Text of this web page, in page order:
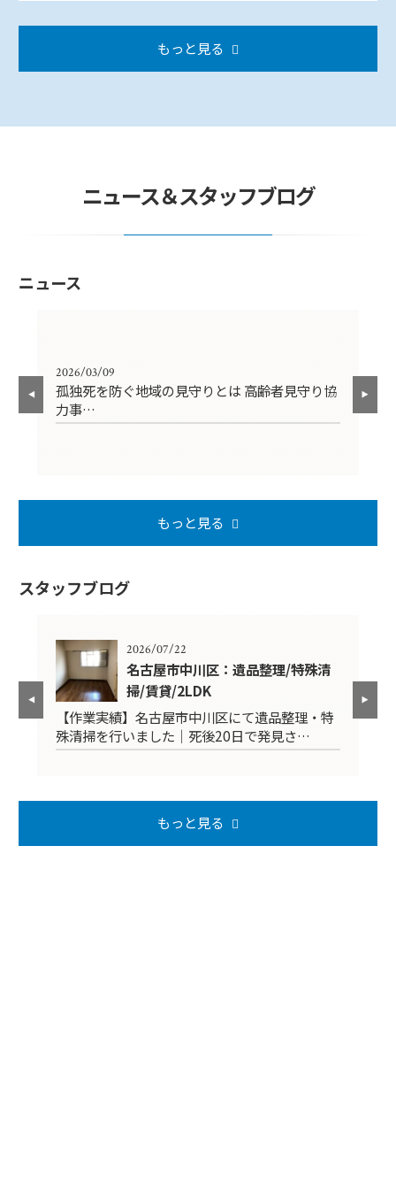
もっと見る
ニュース＆スタッフブログ
ニュース
2026/03/09
孤独死を防ぐ地域の見守りとは 高齢者見守り協
力事…
もっと見る
スタッフブログ
2026/07/22
名古屋市中川区：遺品整理/特殊清
掃/賃貸/2LDK
【作業実績】名古屋市中川区にて遺品整理・特
殊清掃を行いました｜死後20日で発見さ…
もっと見る